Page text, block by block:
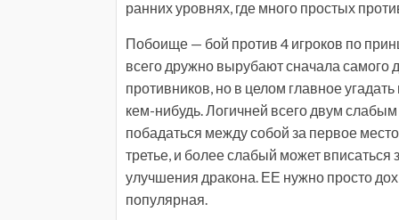
ранних уровнях, где много простых
Побоище — бой против 4 игроков по
всего дружно вырубают сначала самого
противников, но в целом главное
кем-нибудь. Логичней всего двум
побадаться между собой за первое
третье, и более слабый может
улучшения дракона. ЕЕ нужно просто
популярная.